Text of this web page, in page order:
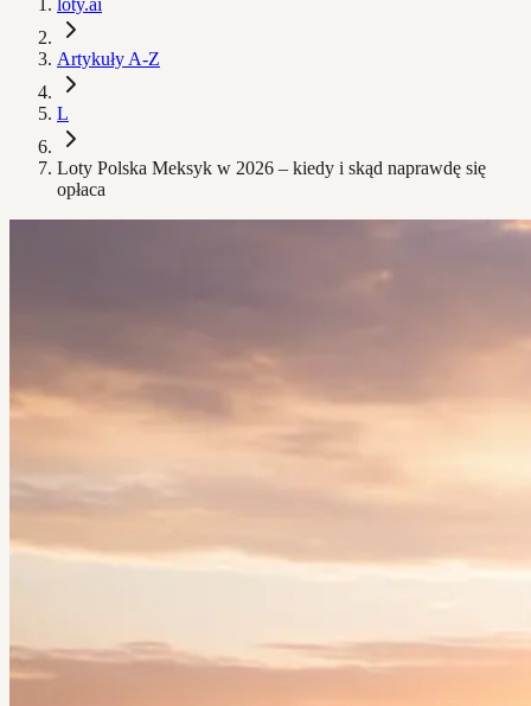
loty.ai
Artykuły A-Z
L
Loty Polska Meksyk w 2026 – kiedy i skąd naprawdę się
opłaca